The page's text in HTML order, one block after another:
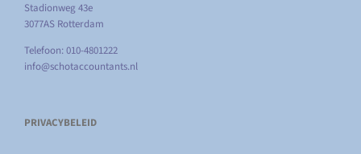
Stadionweg 43e
3077AS Rotterdam
Telefoon: 010-4801222
info@schotaccountants.nl
PRIVACYBELEID